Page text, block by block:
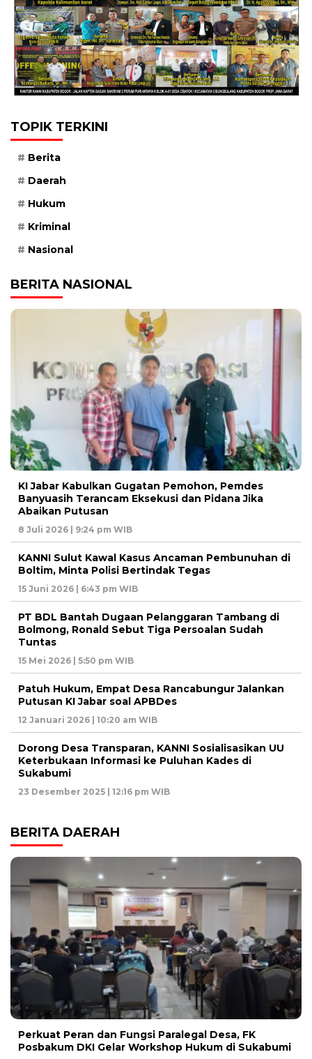
TOPIK TERKINI
Berita
Daerah
Hukum
Kriminal
Nasional
BERITA NASIONAL
KI Jabar Kabulkan Gugatan Pemohon, Pemdes
Banyuasih Terancam Eksekusi dan Pidana Jika
Abaikan Putusan
8 Juli 2026 | 9:24 pm WIB
KANNI Sulut Kawal Kasus Ancaman Pembunuhan di
Boltim, Minta Polisi Bertindak Tegas
15 Juni 2026 | 6:43 pm WIB
PT BDL Bantah Dugaan Pelanggaran Tambang di
Bolmong, Ronald Sebut Tiga Persoalan Sudah
Tuntas
15 Mei 2026 | 5:50 pm WIB
Patuh Hukum, Empat Desa Rancabungur Jalankan
Putusan KI Jabar soal APBDes
12 Januari 2026 | 10:20 am WIB
Dorong Desa Transparan, KANNI Sosialisasikan UU
Keterbukaan Informasi ke Puluhan Kades di
Sukabumi
23 Desember 2025 | 12:16 pm WIB
BERITA DAERAH
Perkuat Peran dan Fungsi Paralegal Desa, FK
Posbakum DKI Gelar Workshop Hukum di Sukabumi